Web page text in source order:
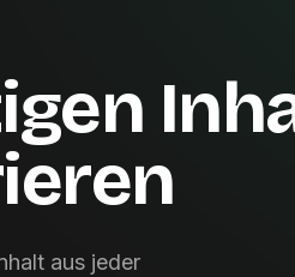
aus jeder